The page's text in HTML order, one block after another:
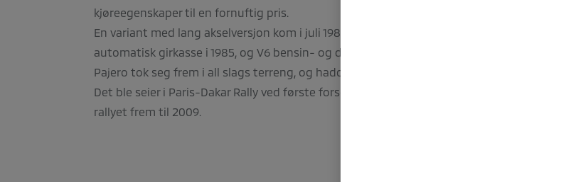
kjøreegenskaper til en fornuftig pris.
En variant med lang akselversjon kom i juli 1983, etterfulgt av en variant med
automatisk girkasse i 1985, og V6 bensin- og dieselmotorer i 1988.
Pajero tok seg frem i all slags terreng, og hadde kjøreegenskaper som en personbil.
Det ble seier i Paris-Dakar Rally ved første forsøk i 1983, og totalt 12 seiere i dette
rallyet frem til 2009.